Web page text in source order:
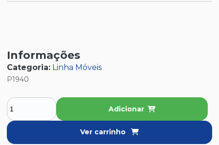
Informações
Categoria: Linha Móveis
P1940
Adicionar
Ver carrinho